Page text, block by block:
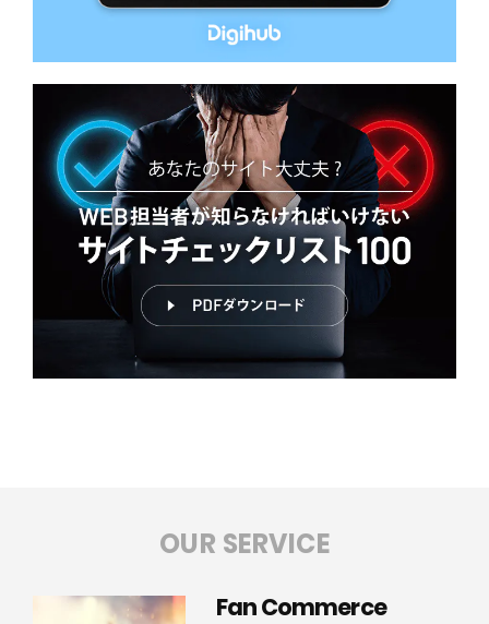
OUR SERVICE
Fan Commerce